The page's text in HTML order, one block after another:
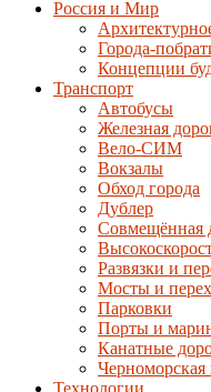
Россия и Мир
Города-
Концепции
Транспорт
Автобусы
Железная
Вело-СИМ
Вокзалы
Обход города
Дублер
Совмещённая
Развязки и
Мосты и
Парковки
Порты и
Канатные
Черноморская